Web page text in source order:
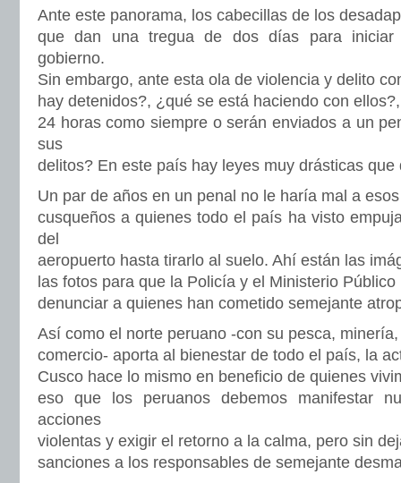
Ante este panorama, los cabecillas de los
que dan una tregua de dos días para iniciar
gobierno.
Sin embargo, ante esta ola de violencia y delito
hay detenidos?, ¿qué se está haciendo con
24 horas como siempre o serán enviados a un
sus
delitos? En este país hay leyes muy drásticas que
Un par de años en un penal no le haría mal a
cusqueños a quienes todo el país ha visto
del
aeropuerto hasta tirarlo al suelo. Ahí están las
las fotos para que la Policía y el Ministerio
denunciar a quienes han cometido semejante
Así como el norte peruano -con su pesca,
comercio- aporta al bienestar de todo el país, la
Cusco hace lo mismo en beneficio de quienes
eso que los peruanos debemos manifestar
acciones
violentas y exigir el retorno a la calma, pero sin
sanciones a los responsables de semejante